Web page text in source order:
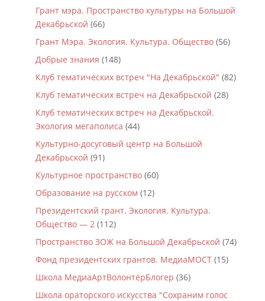
Грант мэра. Пространство культуры на Большой
Декабрьской (66)
Грант Мэра. Экология. Культура. Общество(56)
Добрые знания (148)
Клуб тематических встреч "На Декабрьской" (82)
Клуб тематических встреч на Декабрьской (28)
Клуб тематических встреч на Декабрьской.
Экология мегаполиса (44)
Культурно-досуговый центр на Большой
Декабрьской (91)
Культурное пространство(60)
Образование на русском (12)
Президентский грант. Экология. Культура.
Общество — 2(112)
Пространство ЗОЖ на Большой Декабрьской (74)
Фонд президентских грантов. МедиаМОСТ(15)
Школа МедиаАртВолонтёрБлогер (36)
Школа ораторского искусства "Сохраним голос